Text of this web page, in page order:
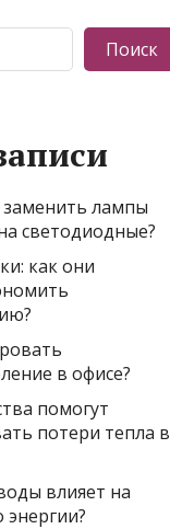
Поиск
лампы
светодиодные?
как они
в офисе?
помогут
потери тепла в
влияет на